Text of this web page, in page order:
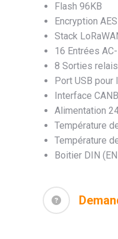
Flash 96KB
Encryption
Stack
16 Entrées
8 Sorties
Port USB pour
Interface
Alimentation
Température
Température
Boitier DIN